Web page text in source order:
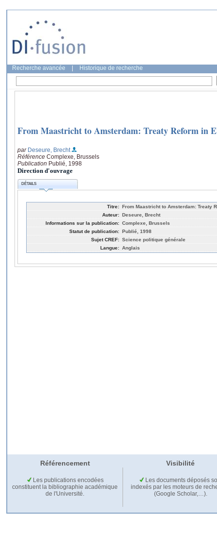
Recherche avancée Historique de recherche
From Maastricht to Amsterdam: Treaty Reform in
par Deseure, Brecht
Référence Complexe, Brussels
Publication Publié, 1998
Direction d'ouvrage
DÉTAILS
Titre: From Maastricht to Amsterdam: Treaty
Auteur: Deseure, Brecht
Informations sur la publication: Complexe, Brussels
Statut de publication: Publié, 1998
Sujet CREF: Science politique générale
Langue: Anglais
Référencement Visibilité
Les publications encodées
constituent la bibliographie académique
de l'Université.
Les documents déposés
indexés par les moteurs de
(Google Scholar,…).